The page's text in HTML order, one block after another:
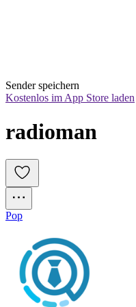
Sender speichern
Kostenlos im App Store laden
radioman
Pop